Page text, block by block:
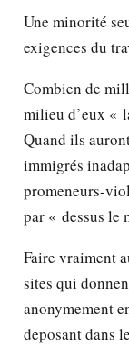
Une minorité
exigences du
Combien de
milieu d’eux «
Quand ils
immigrés
promeneurs-
par « dessus le
Faire vraiment
sites qui
anonymement
deposant dans